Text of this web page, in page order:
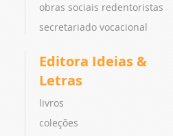
obras sociais redentoristas
secretariado vocacional
Editora Ideias &
Letras
livros
coleções